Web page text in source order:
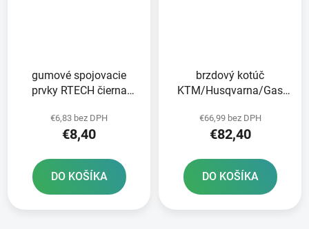
gumové spojovacie
prvky RTECH čierna
€6,83 bez DPH
€8,40
DO KOŠÍKA
brzdový kotúč
KTM/Husqvarna/Gas
€66,99 bez DPH
€82,40
DO KOŠÍKA